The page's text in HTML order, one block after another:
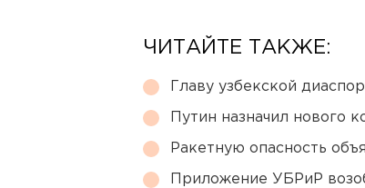
ЧИТАЙТЕ ТАКЖЕ:
Главу узбекской
Путин назначил
Ракетную опасность
Приложение УБРиР